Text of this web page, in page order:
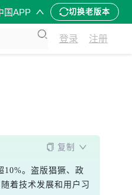
国APP 切换老版本
登录 注册
复制
10%。盗版猖獗、政
着技术发展和用户习